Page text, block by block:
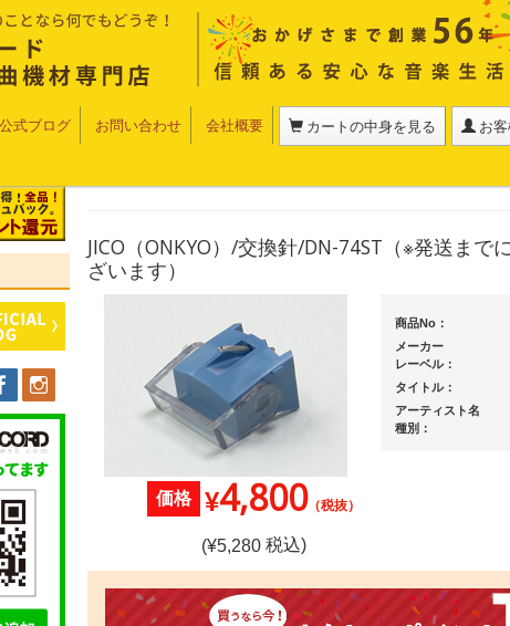
公式ブログ お問い合わせ 会社概要 カートの中身を見る お
JICO（ONKYO）/交換針/DN-74ST（※発送まで
ざいます）
商品No：
メーカー
レーベル：
タイトル：
アーティスト名
種別：
価格 ¥4,800（税抜）
(¥5,280税込)